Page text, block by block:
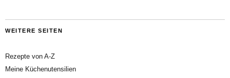
WEITERE SEITEN
Rezepte von A-Z
Meine Küchenutensilien